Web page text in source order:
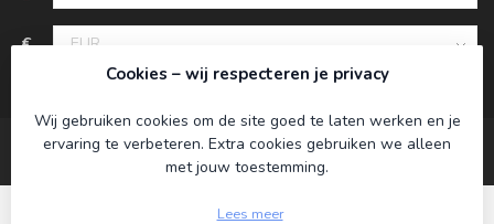
€
Cookies – wij respecteren je privacy
Wij gebruiken cookies om de site goed te laten werken en je
ervaring te verbeteren. Extra cookies gebruiken we alleen
met jouw toestemming.
Lees meer